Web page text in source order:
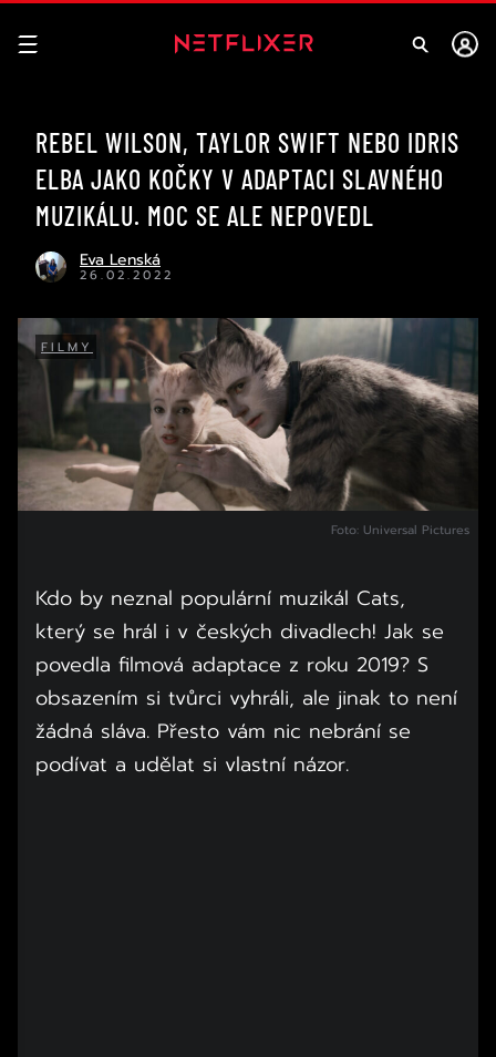
REBEL WILSON, TAYLOR SWIFT NEBO IDRIS
ELBA JAKO KOČKY V ADAPTACI SLAVNÉHO
MUZIKÁLU. MOC SE ALE NEPOVEDL
Eva Lenská
26.02.2022
FILMY
Foto: Universal Pictures
Kdo by neznal populární muzikál Cats,
který se hrál i v českých divadlech! Jak se
povedla filmová adaptace z roku 2019? S
obsazením si tvůrci vyhráli, ale jinak to není
žádná sláva. Přesto vám nic nebrání se
podívat a udělat si vlastní názor.